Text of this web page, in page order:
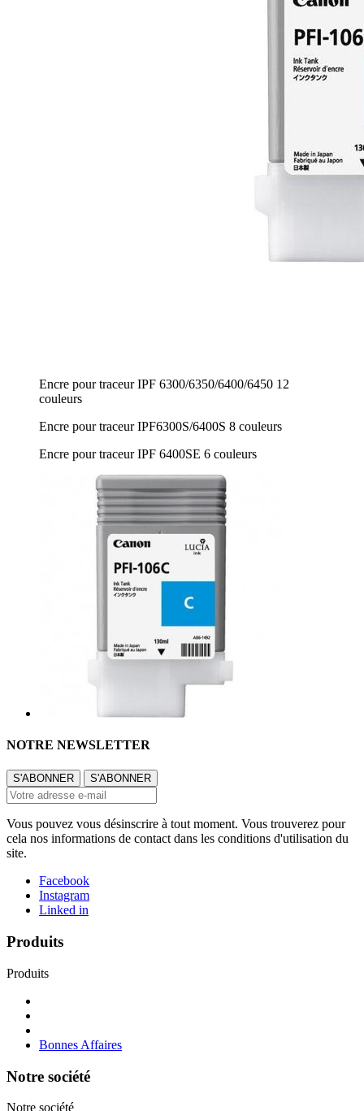
Encre pour traceur IPF 6300/6350/6400/6450 12
couleurs
Encre pour traceur IPF6300S/6400S 8 couleurs
Encre pour traceur IPF 6400SE 6 couleurs
NOTRE NEWSLETTER
Vous pouvez vous désinscrire à tout moment. Vous trouverez pour
cela nos informations de contact dans les conditions d'utilisation du
site.
Facebook
Instagram
Linked in
Produits
Produits
Bonnes Affaires
Notre société
Notre société